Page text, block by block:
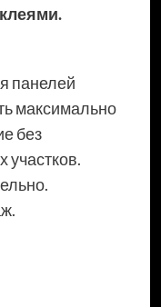
панелей
максимально
без